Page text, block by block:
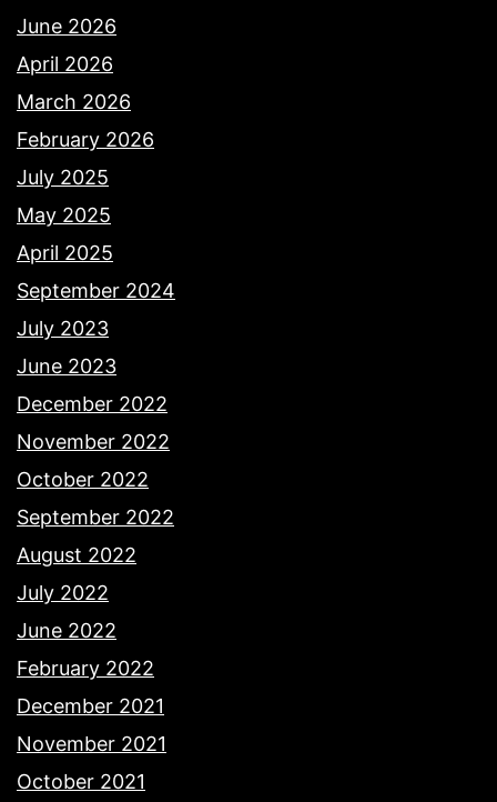
June 2026
April 2026
March 2026
February 2026
July 2025
May 2025
April 2025
September 2024
July 2023
June 2023
December 2022
November 2022
October 2022
September 2022
August 2022
July 2022
June 2022
February 2022
December 2021
November 2021
October 2021